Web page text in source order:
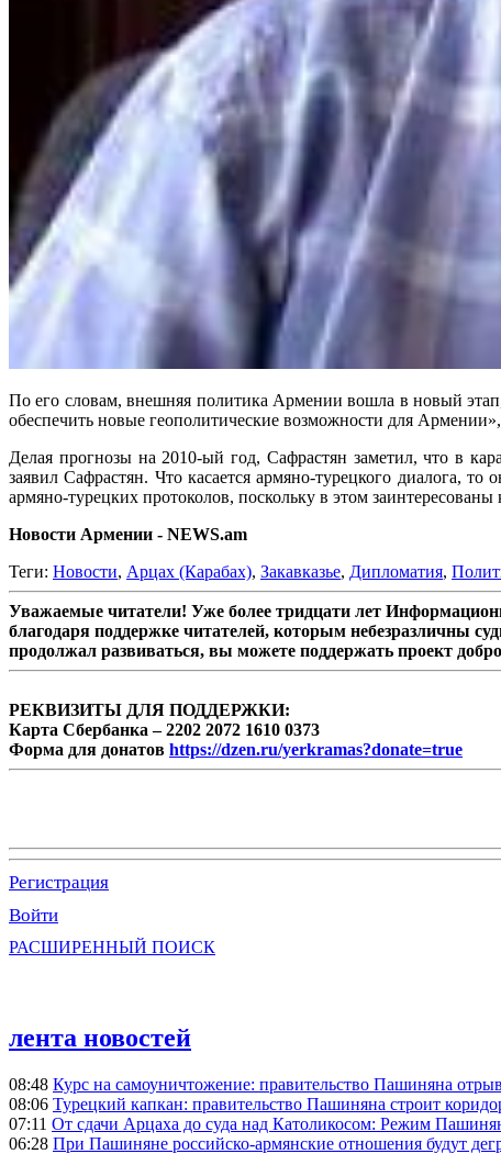
По его словам, внешняя политика Армении вошла в новый
обеспечить новые геополитические возможности для
Делая прогнозы на 2010-ый год, Сафрастян заметил, что в
заявил Сафрастян. Что касается армяно-турецкого диалога,
армяно-турецких протоколов, поскольку в этом
Новости Армении - NEWS.am
Теги: Новости, Арцах (Карабах), Закавказье, Дипломатия,
Уважаемые читатели! Уже более тридцати лет
благодаря поддержке читателей, которым небезразличны
продолжал развиваться, вы можете поддержать проект
РЕКВИЗИТЫ ДЛЯ ПОДДЕРЖКИ:
Карта Сбербанка – 2202 2072 1610 0373
Форма для донатов https://dzen.ru/yerkramas?donate=true
Регистрация
Войти
РАСШИРЕННЫЙ ПОИСК
лента новостей
08:48 Курс на самоуничтожение: правительство Пашиняна
08:06 Турецкий капкан: правительство Пашиняна строит
07:11 От сдачи Арцаха до суда над Католикосом: Режим
06:28 При Пашиняне российско-армянские отношения будут